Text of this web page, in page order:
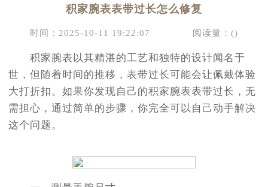
积家腕表表带过长怎么修复
时间：2025-10-11 19:22:07 阅读量：()
积家腕表以其精湛的工艺和独特的设计闻名于
世，但随着时间的推移，表带过长可能会让佩戴体验
大打折扣。如果你发现自己的积家腕表表带过长，无
需担心，通过简单的步骤，你完全可以自己动手解决
这个问题。